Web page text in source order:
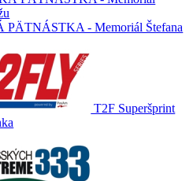
PÄTNÁSTKA - Memoriál Štefana
T2F Superšprint